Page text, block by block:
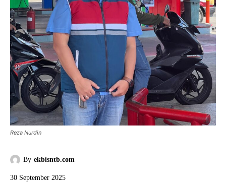
Reza Nurdin
By ekbisntb.com
30 September 2025